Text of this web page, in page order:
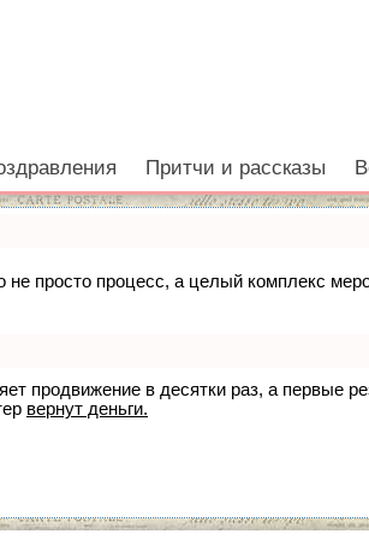
Притчи и рассказы
не просто процесс, а целый комплекс
продвижение в десятки раз, а первые
вернут деньги.